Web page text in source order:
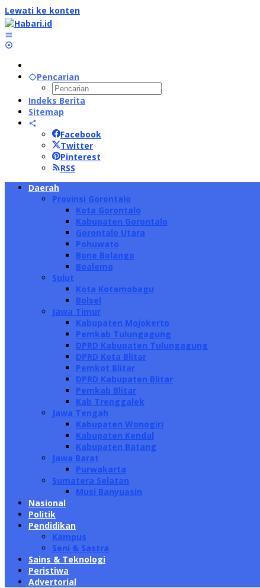
Lewati ke konten
Pencarian
Indeks Berita
Sitemap
Facebook
Twitter
Pinterest
RSS
Daerah
Provinsi Gorontalo
Kota Gorontalo
Kabupaten Gorontalo
Gorontalo Utara
Pohuwato
Bone Bolango
Boalemo
Sulut
Kota Kotamobagu
Bolsel
Jawa Timur
Kabupaten Mojokerto
Pemkab Tulungagung
DPRD Kabupaten Tulungagung
DPRD Kota Blitar
Pemkot Blitar
DPRD Kabupaten Blitar
Pemkab Blitar
Kab Trenggalek
Jawa Tengah
Kabupaten Wonogiri
Kabupaten Kendal
Kabupaten Batang
Jawa Barat
Purwakarta
Sumatera Selatan
Musi Banyuasin
Nasional
Politik
Pendidikan
Kampus
Seni & Sastra
Sains & Teknologi
Peristiwa
Advertorial